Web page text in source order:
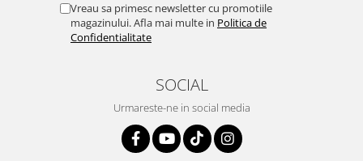
Vreau sa primesc newsletter cu promotiile
magazinului. Afla mai multe in Politica de
Confidentialitate
SOCIAL
Urmareste-ne in social media